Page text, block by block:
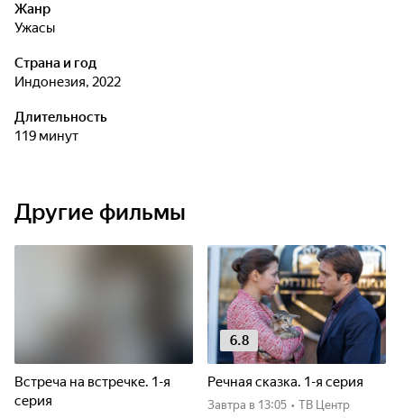
Жанр
ужасы
Страна и год
Индонезия, 2022
Длительность
119 минут
Другие фильмы
Встреча на встречке. 1-я
серия
6.8
Речная сказка. 1-я серия
Завтра в 13:05 • ТВ Центр